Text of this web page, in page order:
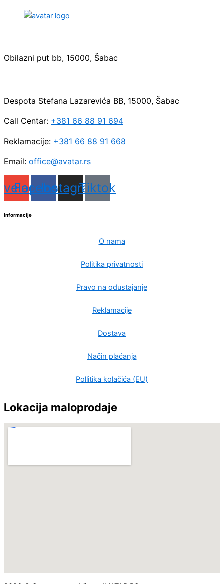
Obilazni put bb, 15000, Šabac
Despota Stefana Lazarevića BB, 15000, Šabac
Call Centar: +381 66 88 91 694
Reklamacije: +381 66 88 91 668
Email: office@avatar.rs
Facebook
Instagram
Tiktok
Informacije
O nama
Politika privatnosti
Pravo na odustajanje
Reklamacije
Dostava
Način plaćanja
Pollitika kolačića (EU)
Lokacija maloprodaje